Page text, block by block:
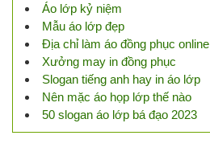
Áo lớp kỷ niệm
Mẫu áo lớp đẹp
Địa chỉ làm áo đồng phục online
Xưởng may in đồng phục
Slogan tiếng anh hay in áo lớp
Nên mặc áo họp lớp thế nào
50 slogan áo lớp bá đạo 2023